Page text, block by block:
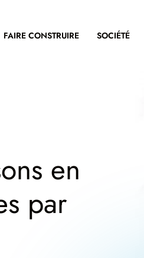
SERVICE BDL EXTENSION
FAIRE CONSTRUIRE SOCIÉTÉ
en
par